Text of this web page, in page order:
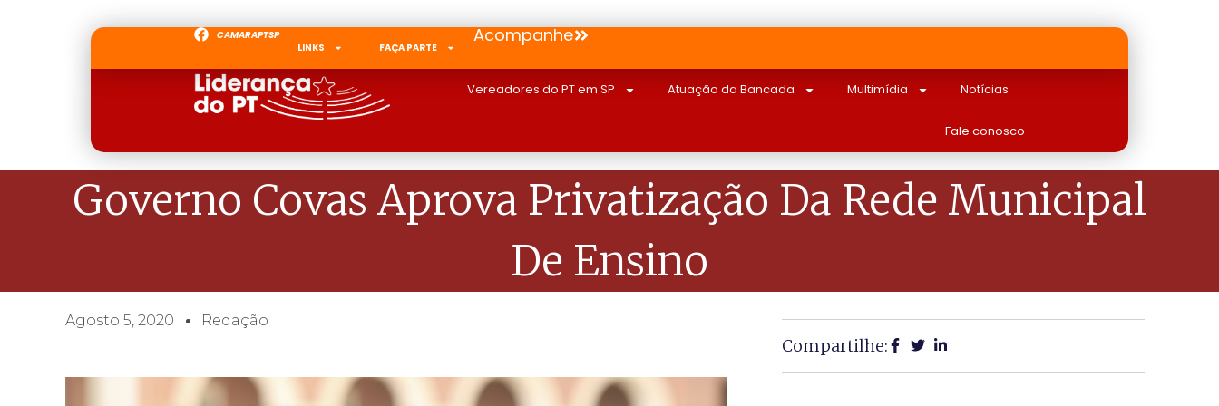
CAMARAPTSP
LINKS
FAÇA PARTE
Acompanhe
Vereadores do PT em SP Atuação da Bancada Multimídia Notícias
Fale conosco
Governo Covas Aprova Privatização Da Rede Municipal
De Ensino
Agosto 5, 2020 Redação
Compartilhe: